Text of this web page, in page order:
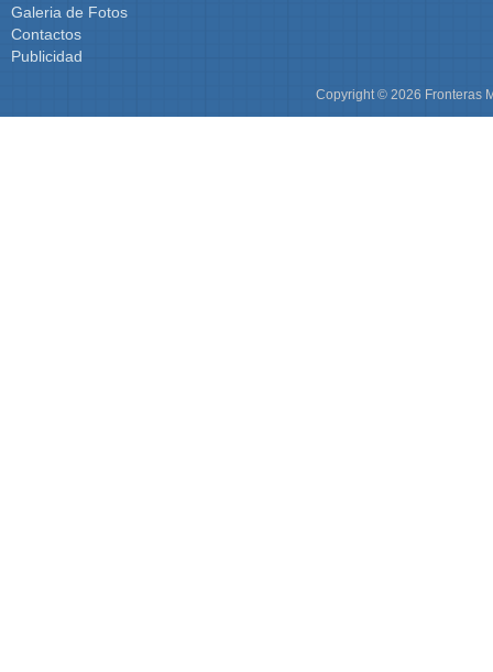
Galeria de Fotos
Contactos
Publicidad
Copyright © 2026 Fronteras